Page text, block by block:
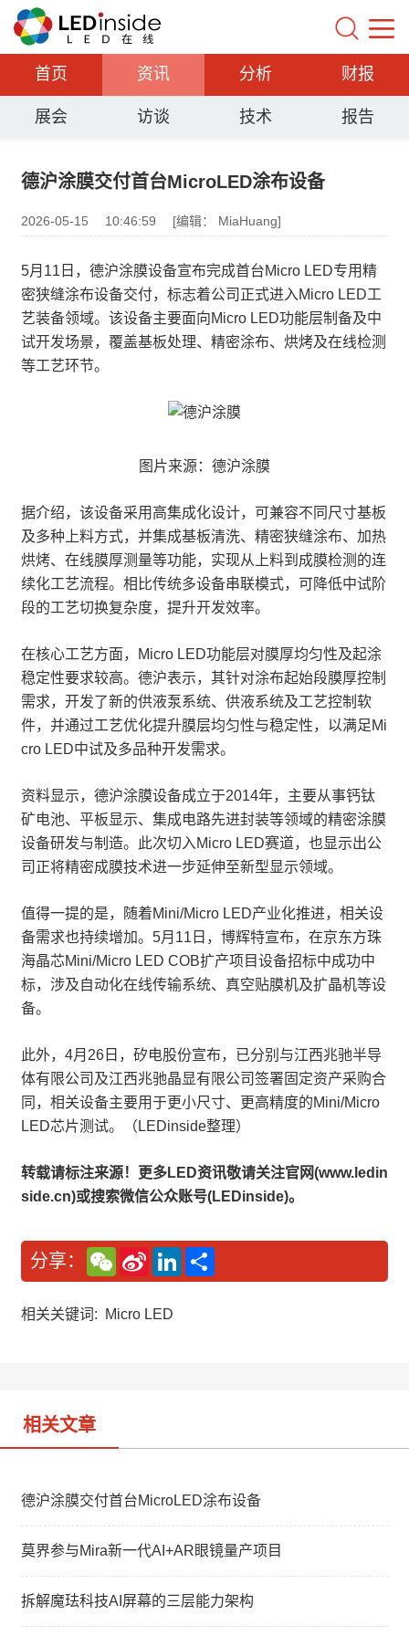
首页 资讯 分析 财报
展会 访谈 技术 报告
德沪涂膜交付首台MicroLED涂布设备
2026-05-15 10:46:59 [编辑： MiaHuang]
5月11日，德沪涂膜设备宣布完成首台Micro LED专用精
密狭缝涂布设备交付，标志着公司正式进入Micro LED工
艺装备领域。该设备主要面向Micro LED功能层制备及中
试开发场景，覆盖基板处理、精密涂布、烘烤及在线检测
等工艺环节。
图片来源：德沪涂膜
据介绍，该设备采用高集成化设计，可兼容不同尺寸基板
及多种上料方式，并集成基板清洗、精密狭缝涂布、加热
烘烤、在线膜厚测量等功能，实现从上料到成膜检测的连
续化工艺流程。相比传统多设备串联模式，可降低中试阶
段的工艺切换复杂度，提升开发效率。
在核心工艺方面，Micro LED功能层对膜厚均匀性及起涂
稳定性要求较高。德沪表示，其针对涂布起始段膜厚控制
需求，开发了新的供液泵系统、供液系统及工艺控制软
件，并通过工艺优化提升膜层均匀性与稳定性，以满足Mi
cro LED中试及多品种开发需求。
资料显示，德沪涂膜设备成立于2014年，主要从事钙钛
矿电池、平板显示、集成电路先进封装等领域的精密涂膜
设备研发与制造。此次切入Micro LED赛道，也显示出公
司正将精密成膜技术进一步延伸至新型显示领域。
值得一提的是，随着Mini/Micro LED产业化推进，相关设
备需求也持续增加。5月11日，博辉特宣布，在京东方珠
海晶芯Mini/Micro LED COB扩产项目设备招标中成功中
标，涉及自动化在线传输系统、真空贴膜机及扩晶机等设
备。
此外，4月26日，矽电股份宣布，已分别与江西兆驰半导
体有限公司及江西兆驰晶显有限公司签署固定资产采购合
同，相关设备主要用于更小尺寸、更高精度的Mini/Micro
LED芯片测试。（LEDinside整理）
转载请标注来源！更多LED资讯敬请关注官网(www.ledin
side.cn)或搜索微信公众账号(LEDinside)。
分享：
W
e
C
a
S
n
W
L
n
相关关键词: Micro LED
相关文章
德沪涂膜交付首台MicroLED涂布设备
莫界参与Mira新一代AI+AR眼镜量产项目
拆解魔珐科技AI屏幕的三层能力架构